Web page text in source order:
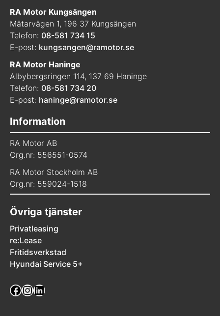
RA Motor Kungsängen
Mätarvägen 1, 196 37 Kungsängen
Telefon: 08-581 734 15
E-post: kungsangen@ramotor.se
RA Motor Haninge
Albybergsringen 114, 137 69 Haninge
Telefon: 08-581 734 20
E-post: haninge@ramotor.se
Information
RA Motor AB
Org.nr: 556551-0574
RA Motor Stockholm AB
Org.nr: 559024-1518
Övriga tjänster
Privatleasing
re:Lease
Fritidsverkstad
Hyundai Service 5+
Facebook
Instagram
LinkedIn